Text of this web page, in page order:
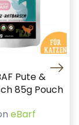
Pute &
85g Pouch
eBarf